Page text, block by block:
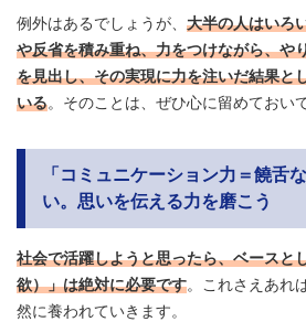
例外はあるでしょうが、 大半の人はいろ
や反省を積み重ね、力をつけながら、や
を見出し、その実現に力を注いだ結果と
いる。そのことは、ぜひ心に留めておい
「コミュニケーション力＝饒舌
い。思いを伝える力を磨こう
社会で活躍しようと思ったら、ベースと
欲）」は絶対に必要です。これさえあれ
然に養われていきます。